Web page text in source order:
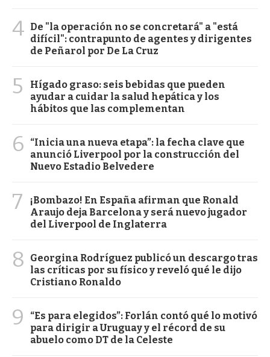
4 De "la operación no se concretará" a "está
difícil": contrapunto de agentes y dirigentes
de Peñarol por De La Cruz
5
Hígado graso: seis bebidas que pueden
ayudar a cuidar la salud hepática y los
hábitos que las complementan
6
“Inicia una nueva etapa”: la fecha clave que
anunció Liverpool por la construcción del
Nuevo Estadio Belvedere
7
¡Bombazo! En España afirman que Ronald
Araujo deja Barcelona y será nuevo jugador
del Liverpool de Inglaterra
8
Georgina Rodríguez publicó un descargo tras
las críticas por su físico y reveló qué le dijo
Cristiano Ronaldo
9
“Es para elegidos”: Forlán contó qué lo motivó
para dirigir a Uruguay y el récord de su
abuelo como DT de la Celeste